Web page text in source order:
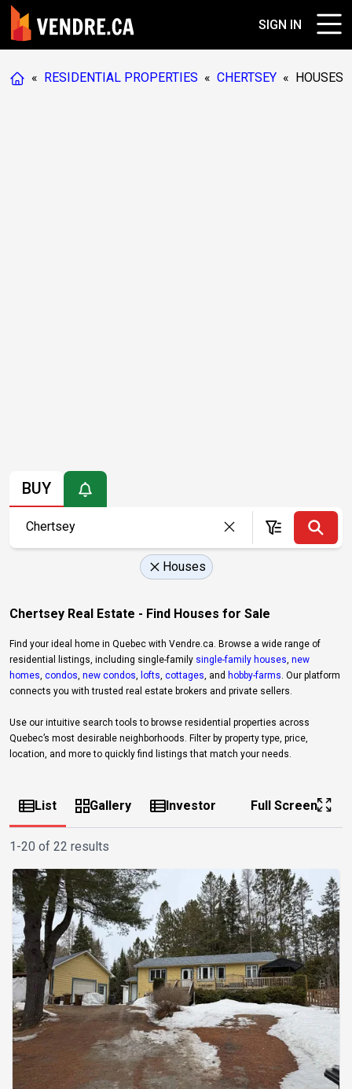
SIGN IN
« RESIDENTIAL PROPERTIES « CHERTSEY « HOUSES
BUY
Houses
Chertsey Real Estate - Find Houses for Sale
Find your ideal home in Quebec with Vendre.ca. Browse a wide range of
residential listings, including single-family single-family houses new
homes condos new condos lofts cottages , and hobby-farms . Our platform
connects you with trusted real estate brokers and private sellers.
Use our intuitive search tools to browse residential properties across
Quebec’s most desirable neighborhoods. Filter by property type, price,
location, and more to quickly find listings that match your needs.
List Gallery Investor Full Screen
1-20 of 22 results